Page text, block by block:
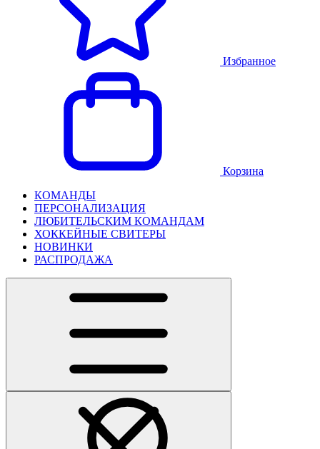
Избранное
Корзина
КОМАНДЫ
ПЕРСОНАЛИЗАЦИЯ
ЛЮБИТЕЛЬСКИМ КОМАНДАМ
ХОККЕЙНЫЕ СВИТЕРЫ
НОВИНКИ
РАСПРОДАЖА